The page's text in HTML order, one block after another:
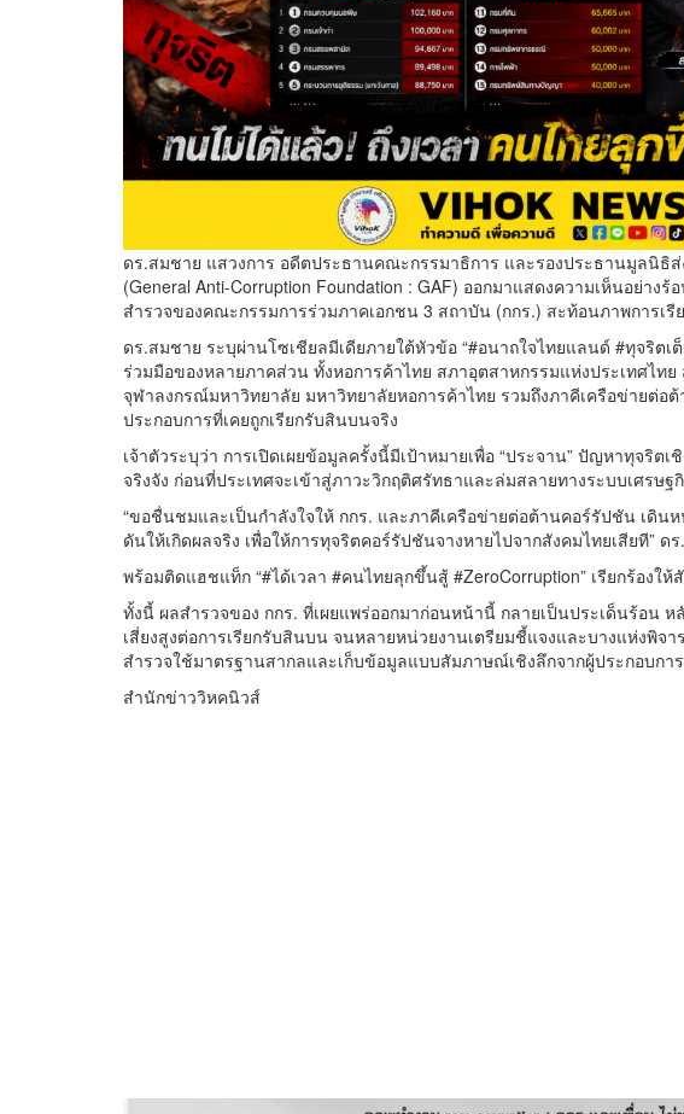
ดร.สมชาย แสวงการ อดีตประธานคณะกรรมาธิการ และรองประธานมูลนิธิ
(General Anti-Corruption Foundation : GAF) ออกมาแสดงความเห็นอย่า
สำรวจของคณะกรรมการร่วมภาคเอกชน 3 สถาบัน (กกร.) สะท้อนภาพการเ
ดร.สมชาย ระบุผ่านโซเชียลมีเดียภายใต้หัวข้อ “#อนาถใจไทยแลนด์ #ทุจริตเ
ร่วมมือของหลายภาคส่วน ทั้งหอการค้าไทย สภาอุตสาหกรรมแห่งประเทศไท
จุฬาลงกรณ์มหาวิทยาลัย มหาวิทยาลัยหอการค้าไทย รวมถึงภาคีเครือข่ายต่อ
ประกอบการที่เคยถูกเรียกรับสินบนจริง
เจ้าตัวระบุว่า การเปิดเผยข้อมูลครั้งนี้มีเป้าหมายเพื่อ “ประจาน” ปัญหาทุจริต
จริงจัง ก่อนที่ประเทศจะเข้าสู่ภาวะวิกฤติศรัทธาและล่มสลายทางระบบเศรษฐ
“ขอชื่นชมและเป็นกำลังใจให้ กกร. และภาคีเครือข่ายต่อต้านคอร์รัปชัน เดิน
ดันให้เกิดผลจริง เพื่อให้การทุจริตคอร์รัปชันจางหายไปจากสังคมไทยเสียที” ด
พร้อมติดแฮชแท็ก “#ได้เวลา #คนไทยลุกขึ้นสู้ #ZeroCorruption” เรียกร้องใ
ทั้งนี้ ผลสำรวจของ กกร. ที่เผยแพร่ออกมาก่อนหน้านี้ กลายเป็นประเด็นร้อน
เสี่ยงสูงต่อการเรียกรับสินบน จนหลายหน่วยงานเตรียมชี้แจงและบางแห่งพิ
สำรวจใช้มาตรฐานสากลและเก็บข้อมูลแบบสัมภาษณ์เชิงลึกจากผู้ประกอบกา
สำนักข่าววิหคนิวส์